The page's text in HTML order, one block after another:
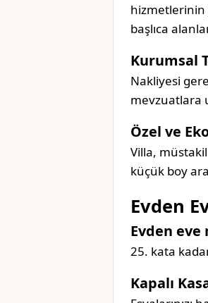
hizmetlerinin
başlıca
Kurumsal
Nakliyesi
mevzuatlara
Özel ve
Villa,
küçük boy
Evden
Evden
25. kata
Kapalı